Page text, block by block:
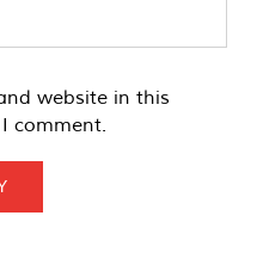
website in this
comment.